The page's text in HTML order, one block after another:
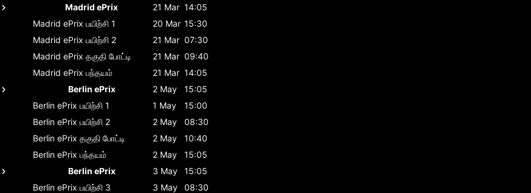
Madrid ePrix
21 Mar 14:05
Madrid ePrix பயிற்சி 1 20 Mar 15:30
Madrid ePrix பயிற்சி 2 21 Mar 07:30
Madrid ePrix தகுதி போட்டி 21 Mar 09:40
Madrid ePrix பந்தயம் 21 Mar 14:05
Berlin ePrix
2 May
15:05
Berlin ePrix பயிற்சி 1 1 May
15:00
Berlin ePrix பயிற்சி 2 2 May
08:30
Berlin ePrix தகுதி போட்டி 2 May
10:40
Berlin ePrix பந்தயம் 2 May
15:05
Berlin ePrix
3 May
15:05
Berlin ePrix பயிற்சி 3 3 May
08:30